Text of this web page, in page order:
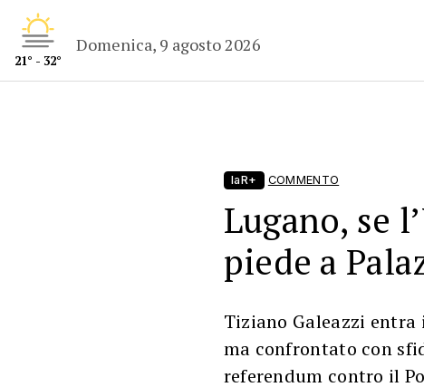
21° - 32°
Domenica, 9 agosto 2026
laR+ COMMENTO
Lugano, se
piede a
Tiziano Galeazzi
ma confrontato con
referendum contro il